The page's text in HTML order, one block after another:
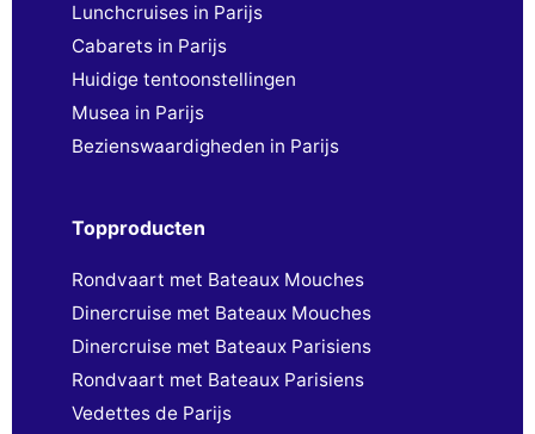
Lunchcruises in Parijs
Cabarets in Parijs
Huidige tentoonstellingen
Musea in Parijs
Bezienswaardigheden in Parijs
Topproducten
Rondvaart met Bateaux Mouches
Dinercruise met Bateaux Mouches
Dinercruise met Bateaux Parisiens
Rondvaart met Bateaux Parisiens
Vedettes de Parijs